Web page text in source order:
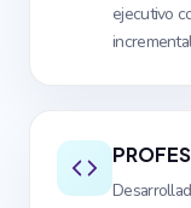
ejecutivo